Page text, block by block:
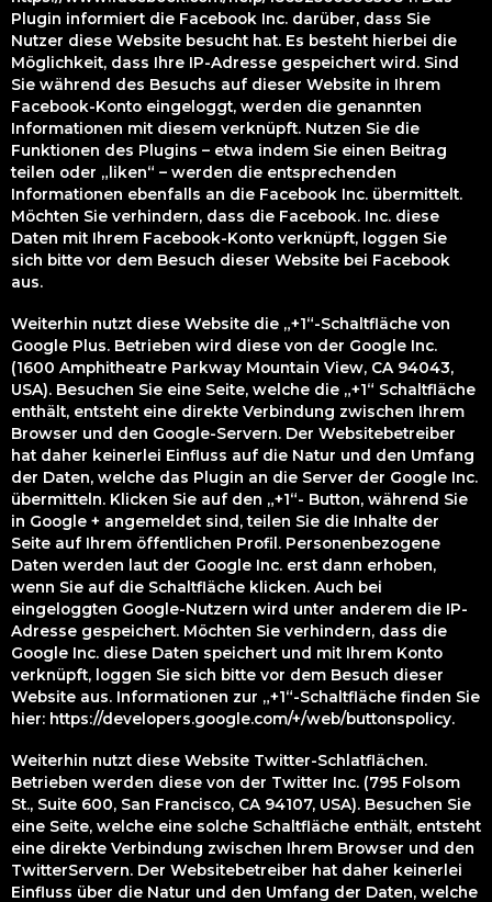
Plugin informiert die Facebook Inc. darüber, dass Sie
Nutzer diese Website besucht hat. Es besteht hierbei die
Möglichkeit, dass Ihre IP-Adresse gespeichert wird. Sind
Sie während des Besuchs auf dieser Website in Ihrem
Facebook-Konto eingeloggt, werden die genannten
Informationen mit diesem verknüpft. Nutzen Sie die
Funktionen des Plugins – etwa indem Sie einen Beitrag
teilen oder „liken“ – werden die entsprechenden
Informationen ebenfalls an die Facebook Inc. übermittelt.
Möchten Sie verhindern, dass die Facebook. Inc. diese
Daten mit Ihrem Facebook-Konto verknüpft, loggen Sie
sich bitte vor dem Besuch dieser Website bei Facebook
aus.
Weiterhin nutzt diese Website die „+1“-Schaltfläche von
Google Plus. Betrieben wird diese von der Google Inc.
(1600 Amphitheatre Parkway Mountain View, CA 94043,
USA). Besuchen Sie eine Seite, welche die „+1“ Schaltfläche
enthält, entsteht eine direkte Verbindung zwischen Ihrem
Browser und den Google-Servern. Der Websitebetreiber
hat daher keinerlei Einfluss auf die Natur und den Umfang
der Daten, welche das Plugin an die Server der Google Inc.
übermitteln. Klicken Sie auf den „+1“- Button, während Sie
in Google + angemeldet sind, teilen Sie die Inhalte der
Seite auf Ihrem öffentlichen Profil. Personenbezogene
Daten werden laut der Google Inc. erst dann erhoben,
wenn Sie auf die Schaltfläche klicken. Auch bei
eingeloggten Google-Nutzern wird unter anderem die IP-
Adresse gespeichert. Möchten Sie verhindern, dass die
Google Inc. diese Daten speichert und mit Ihrem Konto
verknüpft, loggen Sie sich bitte vor dem Besuch dieser
Website aus. Informationen zur „+1“-Schaltfläche finden Sie
hier: https://developers.google.com/+/web/buttonspolicy.
Weiterhin nutzt diese Website Twitter-Schlatflächen.
Betrieben werden diese von der Twitter Inc. (795 Folsom
St., Suite 600, San Francisco, CA 94107, USA). Besuchen Sie
eine Seite, welche eine solche Schaltfläche enthält, entsteht
eine direkte Verbindung zwischen Ihrem Browser und den
TwitterServern. Der Websitebetreiber hat daher keinerlei
Einfluss über die Natur und den Umfang der Daten, welche